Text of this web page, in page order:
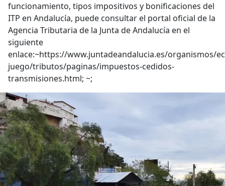
funcionamiento, tipos impositivos y bonificaciones del
ITP en Andalucía, puede consultar el portal oficial de la
Agencia Tributaria de la Junta de Andalucía en el
siguiente
enlace:~https://www.juntadeandalucia.es/organismos/
juego/tributos/paginas/impuestos-cedidos-
transmisiones.html; ~;